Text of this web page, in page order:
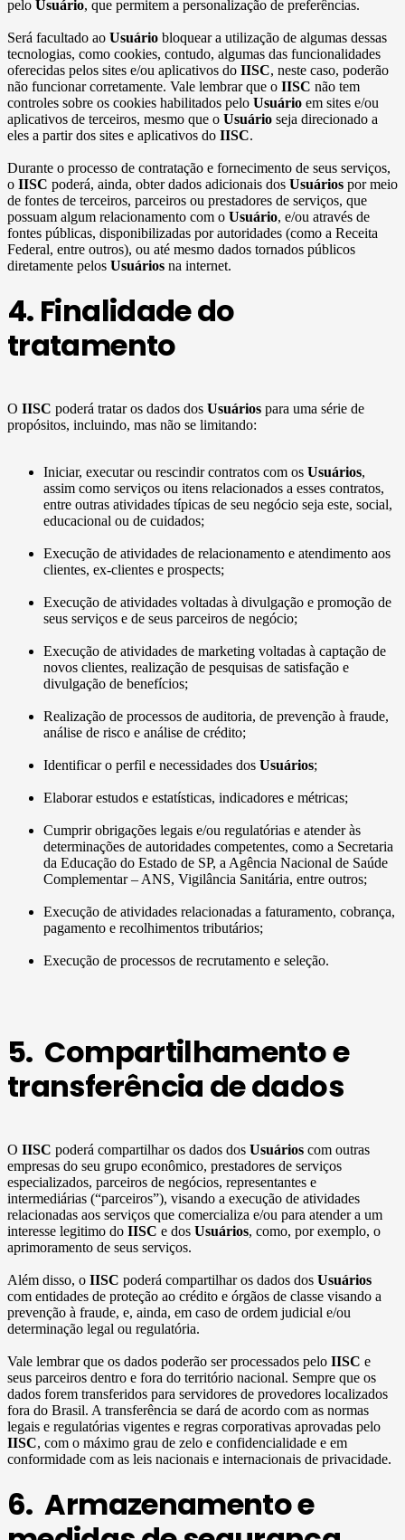
pelo Usuário, que permitem a personalização de preferências.
Será facultado ao Usuário bloquear a utilização de algumas dessas
tecnologias, como cookies, contudo, algumas das funcionalidades
oferecidas pelos sites e/ou aplicativos do IISC, neste caso, poderão
não funcionar corretamente. Vale lembrar que o IISC não tem
controles sobre os cookies habilitados pelo Usuário em sites e/ou
aplicativos de terceiros, mesmo que o Usuário seja direcionado a
eles a partir dos sites e aplicativos do IISC.
Durante o processo de contratação e fornecimento de seus serviços,
o IISC poderá, ainda, obter dados adicionais dos Usuários por meio
de fontes de terceiros, parceiros ou prestadores de serviços, que
possuam algum relacionamento com o Usuário, e/ou através de
fontes públicas, disponibilizadas por autoridades (como a Receita
Federal, entre outros), ou até mesmo dados tornados públicos
diretamente pelos Usuários na internet.
4. Finalidade do
tratamento
O IISC poderá tratar os dados dos Usuários para uma série de
propósitos, incluindo, mas não se limitando:
Iniciar, executar ou rescindir contratos com os Usuários,
assim como serviços ou itens relacionados a esses contratos,
entre outras atividades típicas de seu negócio seja este, social,
educacional ou de cuidados;
Execução de atividades de relacionamento e atendimento aos
clientes, ex-clientes e prospects;
Execução de atividades voltadas à divulgação e promoção de
seus serviços e de seus parceiros de negócio;
Execução de atividades de marketing voltadas à captação de
novos clientes, realização de pesquisas de satisfação e
divulgação de benefícios;
Realização de processos de auditoria, de prevenção à fraude,
análise de risco e análise de crédito;
Identificar o perfil e necessidades dos Usuários;
Elaborar estudos e estatísticas, indicadores e métricas;
Cumprir obrigações legais e/ou regulatórias e atender às
determinações de autoridades competentes, como a Secretaria
da Educação do Estado de SP, a Agência Nacional de Saúde
Complementar – ANS, Vigilância Sanitária, entre outros;
Execução de atividades relacionadas a faturamento, cobrança,
pagamento e recolhimentos tributários;
Execução de processos de recrutamento e seleção.
5. Compartilhamento e
transferência de dados
O IISC poderá compartilhar os dados dos Usuários com outras
empresas do seu grupo econômico, prestadores de serviços
especializados, parceiros de negócios, representantes e
intermediárias (“parceiros”), visando a execução de atividades
relacionadas aos serviços que comercializa e/ou para atender a um
interesse legitimo do IISC e dos Usuários, como, por exemplo, o
aprimoramento de seus serviços.
Além disso, o IISC poderá compartilhar os dados dos Usuários
com entidades de proteção ao crédito e órgãos de classe visando a
prevenção à fraude, e, ainda, em caso de ordem judicial e/ou
determinação legal ou regulatória.
Vale lembrar que os dados poderão ser processados pelo IISC e
seus parceiros dentro e fora do território nacional. Sempre que os
dados forem transferidos para servidores de provedores localizados
fora do Brasil. A transferência se dará de acordo com as normas
legais e regulatórias vigentes e regras corporativas aprovadas pelo
IISC, com o máximo grau de zelo e confidencialidade e em
conformidade com as leis nacionais e internacionais de privacidade.
6. Armazenamento e